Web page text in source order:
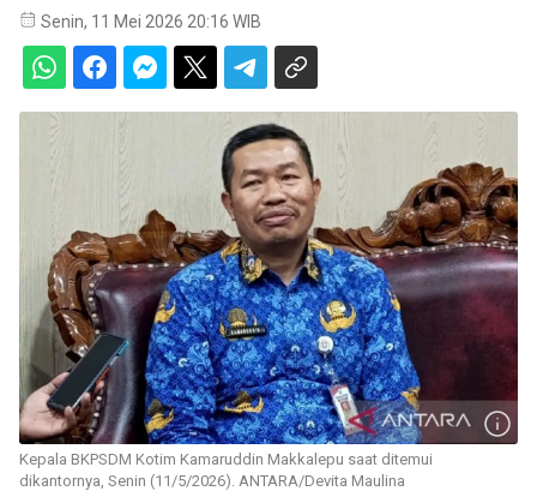
Senin, 11 Mei 2026 20:16 WIB
Kepala BKPSDM Kotim Kamaruddin Makkalepu saat ditemui
dikantornya, Senin (11/5/2026). ANTARA/Devita Maulina